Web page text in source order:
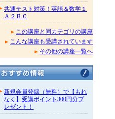
共通テスト対策！英語＆数学１
Ａ２ＢＣ
この講座と同カテゴリの講座
こんな講座も受講されています
その他の講座一覧へ
新規会員登録（無料）で【もれ
なく】受講ポイント300円分プ
レゼント！